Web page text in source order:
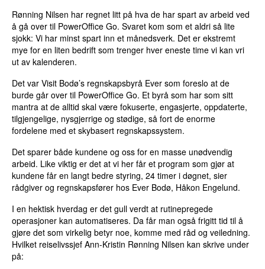
Rønning Nilsen har regnet litt på hva de har spart av arbeid ved
å gå over til PowerOffice Go. Svaret kom som et aldri så lite
sjokk: Vi har minst spart inn et månedsverk. Det er ekstremt
mye for en liten bedrift som trenger hver eneste time vi kan vri
ut av kalenderen.
Det var Visit Bodø’s regnskapsbyrå Ever som foreslo at de
burde går over til PowerOffice Go. Et byrå som har som sitt
mantra at de alltid skal være fokuserte, engasjerte, oppdaterte,
tilgjengelige, nysgjerrige og stødige, så fort de enorme
fordelene med et skybasert regnskapssystem.
Det sparer både kundene og oss for en masse unødvendig
arbeid. Like viktig er det at vi her får et program som gjør at
kundene får en langt bedre styring, 24 timer i døgnet, sier
rådgiver og regnskapsfører hos Ever Bodø, Håkon Engelund.
I en hektisk hverdag er det gull verdt at rutinepregede
operasjoner kan automatiseres. Da får man også frigitt tid til å
gjøre det som virkelig betyr noe, komme med råd og veiledning.
Hvilket reiselivssjef Ann-Kristin Rønning Nilsen kan skrive under
på: